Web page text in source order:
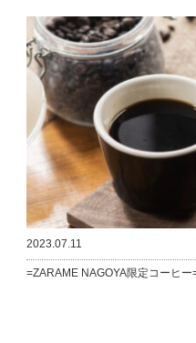
2023.07.11
=ZARAME NAGOYA限定コーヒー